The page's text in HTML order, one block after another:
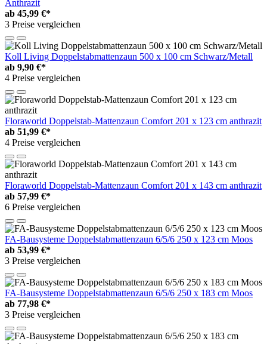
Anthrazit
ab 45,99 €*
3 Preise vergleichen
Koll Living Doppelstabmattenzaun 500 x 100 cm Schwarz/Metall
ab 9,90 €*
4 Preise vergleichen
Floraworld Doppelstab-Mattenzaun Comfort 201 x 123 cm anthrazit
ab 51,99 €*
4 Preise vergleichen
Floraworld Doppelstab-Mattenzaun Comfort 201 x 143 cm anthrazit
ab 57,99 €*
6 Preise vergleichen
FA-Bausysteme Doppelstabmattenzaun 6/5/6 250 x 123 cm Moos
ab 53,99 €*
3 Preise vergleichen
FA-Bausysteme Doppelstabmattenzaun 6/5/6 250 x 183 cm Moos
ab 77,98 €*
3 Preise vergleichen